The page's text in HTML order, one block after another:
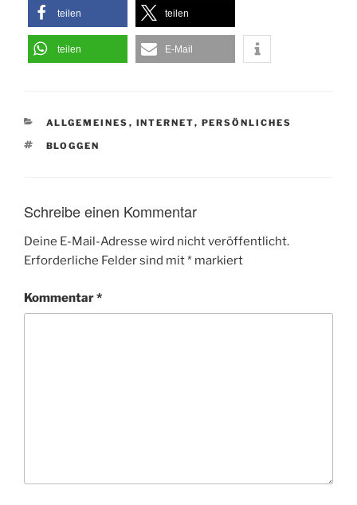
teilen teilen
teilen E-Mail
KATEGORIEN
ALLGEMEINES , INTERNET, PERSÖNLICHES
SCHLAGWÖRTER
BLOGGEN
Schreibe einen Kommentar
Deine E-Mail-Adresse wird nicht veröffentlicht.
Erforderliche Felder sind mit* markiert
Kommentar*